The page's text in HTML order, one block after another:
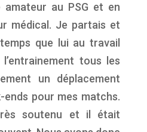
amateur au PSG et en
médical. Je partais et
que lui au travail
tous les
un déplacement
pour mes matchs.
soutenu et il était